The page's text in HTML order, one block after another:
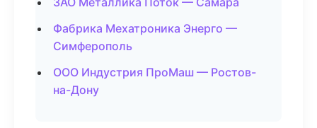
Фабрика Мехатроника Энерго —
Симферополь
ООО Индустрия ПроМаш — Ростов-
на-Дону